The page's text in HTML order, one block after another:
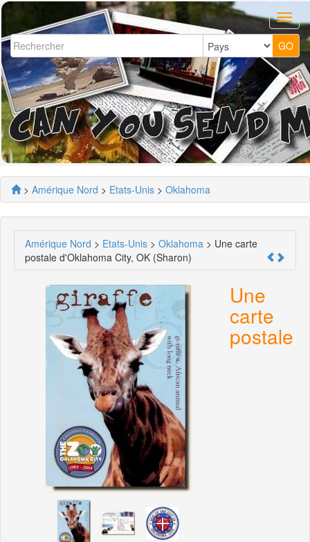
> Amérique Nord > Etats-Unis > Oklahoma
Amérique Nord > Etats-Unis > Oklahoma > Une carte
postale d'Oklahoma City, OK (Sharon)
Une
carte
postale